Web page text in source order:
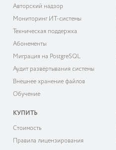
Авторский надзор
Мониторинг ИТ-системы
Техническая поддержка
Абонементы
Миграция на PostgreSQL
Аудит развёртывания системы
Внешнее хранение файлов
Обучение
КУПИТЬ
Cтоимость
Правила лицензирования